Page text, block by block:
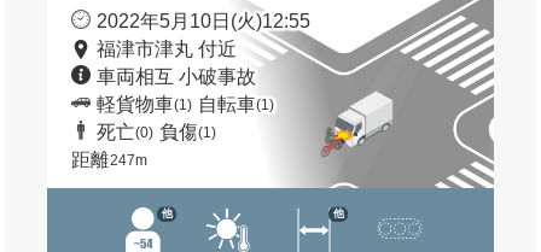
2022年5月10日(火)12:55
福津市津丸 付近
車両相互 小破事故
軽貨物車(1) 自転車(1)
死亡(0) 負傷(1)
距離247m
他 他